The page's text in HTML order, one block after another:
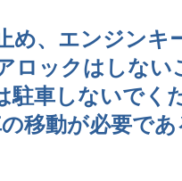
め、エンジンキ
ロックはしない
車しないでく
移動が必要で